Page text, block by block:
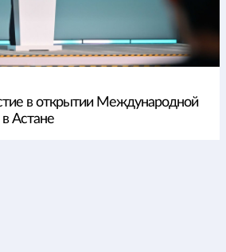
в открытии Международной
Астане